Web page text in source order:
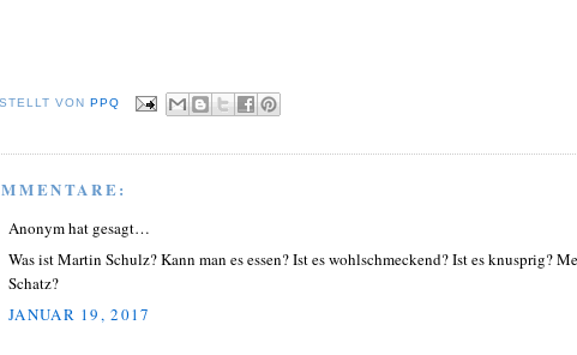
VONPPQ
Anonym hat gesagt…
Was ist Martin Schulz? Kann man es essen? Ist es wohlschmeckend? Ist es knusprig?
Schatz?
JANUAR 19, 2017